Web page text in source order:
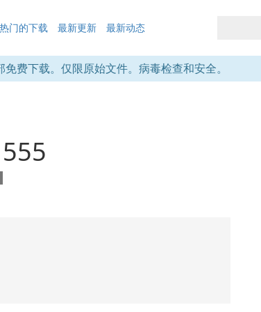
门的下载 最新更新 最新动态
免费下载。仅限原始文件。病毒检查和安全。